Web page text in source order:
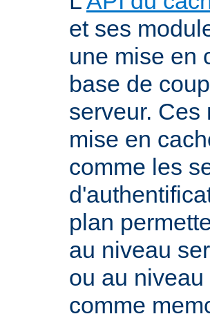
et ses
une mise en
base de
serveur. Ces
mise en
comme les
plan
au niveau
ou au
comme